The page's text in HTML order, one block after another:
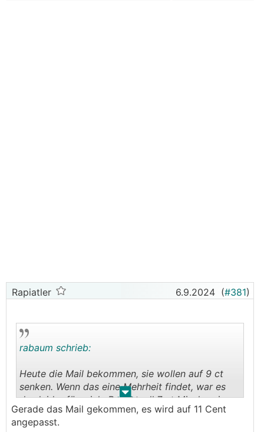
Rapiatler 6.9.2024 (#381)
. .
rabaum schrieb:
Heute die Mail bekommen, sie wollen auf 9 ct
senken. Wenn das eine Mehrheit findet, war es
das leider für mich. Bei aktuell 7 ct Mischpreis,
die ich bei der oemag bekomme, würde ich noch
draufzahlen.
Gerade das Mail gekommen, es wird auf 11 Cent
angepasst.